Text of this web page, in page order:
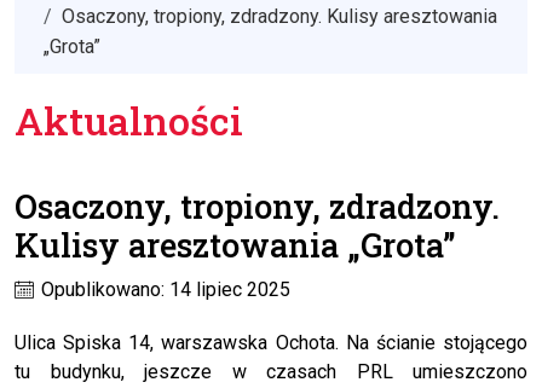
Osaczony, tropiony, zdradzony. Kulisy aresztowania
„Grota”
Aktualności
Osaczony, tropiony, zdradzony.
Kulisy aresztowania „Grota”
Opublikowano: 14 lipiec 2025
Ulica Spiska 14, warszawska Ochota. Na ścianie stojącego
tu budynku, jeszcze w czasach PRL umieszczono